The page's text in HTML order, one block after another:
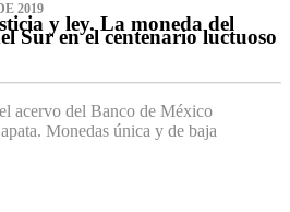
2019
y ley. La moneda del
Sur en el centenario luctuoso
acervo del Banco de México
Monedas única y de baja